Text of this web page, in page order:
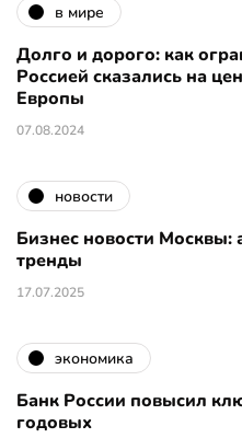
в мире
Долго и дорого: как
Россией сказались на
Европы
07.08.2024
новости
Бизнес новости Москвы:
тренды
17.07.2025
экономика
Банк России повысил
годовых